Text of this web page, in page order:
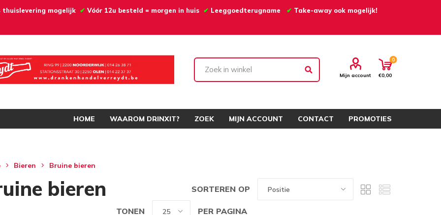
mogelijk ✔ Vóór 12u besteld = morgen in huis ✔ Leeggoedterugname ✔ Take-away ook mogelijk!
Mijn account
0
€0,00
HOME WAAROM DRINXIT? ZOEK MIJN ACCOUNT CONTACT PROMOTIES
Bieren Bruine bieren
bieren SORTEREN OP
TONEN PER PAGINA